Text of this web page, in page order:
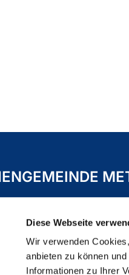
Diese Webseite
Wir verwenden
anbieten zu können
Informationen zu Ihrer